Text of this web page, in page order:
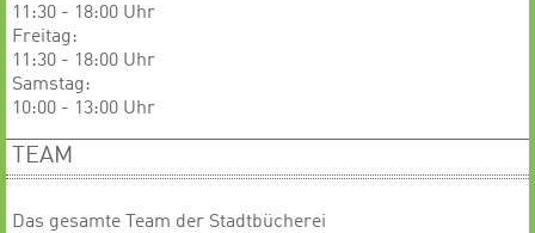
11:30 - 18:00 Uhr
Freitag:
11:30 - 18:00 Uhr
Samstag:
10:00 - 13:00 Uhr
TEAM
Das gesamte Team der Stadtbücherei